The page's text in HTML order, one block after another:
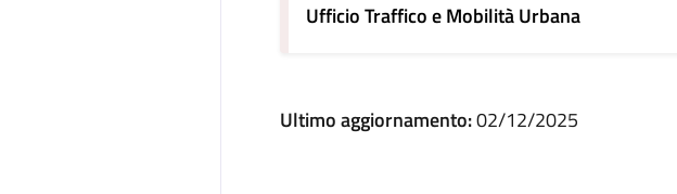
Ufficio Traffico e Mobilità Urbana
Ultimo aggiornamento:02/12/2025